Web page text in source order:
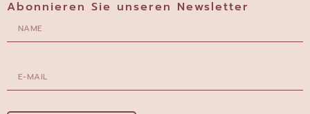
Abonnieren Sie unseren Newsletter